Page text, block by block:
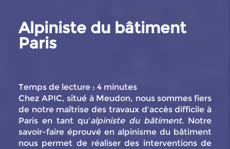
Alpiniste du bâtiment
Paris
Temps de lecture : 4 minutes
Chez APIC, situé à Meudon, nous sommes fiers
de notre maîtrise des travaux d'accès difficile à
Paris en tant qu'alpiniste du bâtiment. Notre
savoir-faire éprouvé en alpinisme du bâtiment
nous permet de réaliser des interventions de